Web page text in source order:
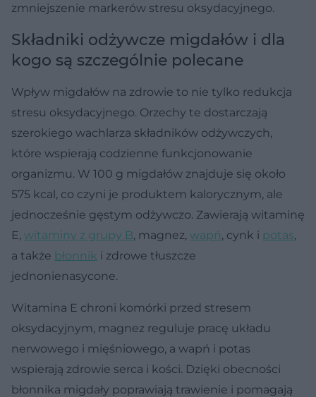
zmniejszenie markerów stresu oksydacyjnego.
Składniki odżywcze migdałów i dla
kogo są szczególnie polecane
Wpływ migdałów na zdrowie to nie tylko redukcja
stresu oksydacyjnego. Orzechy te dostarczają
szerokiego wachlarza składników odżywczych,
które wspierają codzienne funkcjonowanie
organizmu. W 100 g migdałów znajduje się około
575 kcal, co czyni je produktem kalorycznym, ale
jednocześnie gęstym odżywczo. Zawierają witaminę
E, witaminy z grupy B, magnez, wapń, cynk i potas,
a także błonnik i zdrowe tłuszcze
jednonienasycone.
Witamina E chroni komórki przed stresem
oksydacyjnym, magnez reguluje pracę układu
nerwowego i mięśniowego, a wapń i potas
wspierają zdrowie serca i kości. Dzięki obecności
błonnika migdały poprawiają trawienie i pomagają